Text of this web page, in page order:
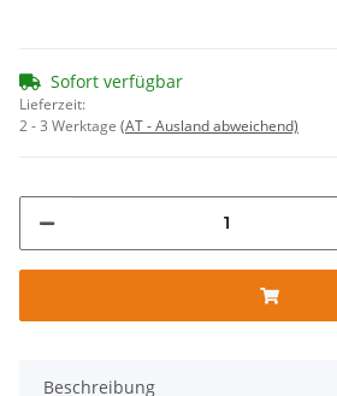
Sofort verfügbar
Lieferzeit:
2 - 3 Werktage (AT - Ausland abweichend)
Beschreibung